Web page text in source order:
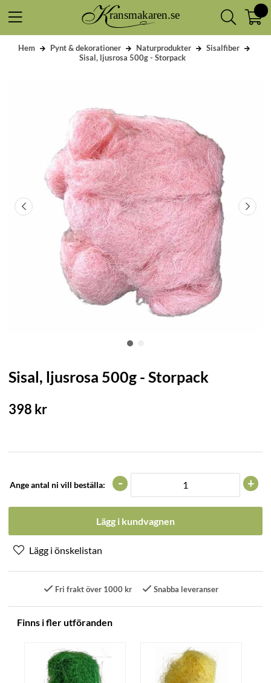
Hem Pynt & dekorationer Naturprodukter
Sisalfiber
Sisal, ljusrosa 500g - Storpack
Sisal, ljusrosa 500g - Storpack
398 kr
Ange antal ni vill beställa: +
-
Lägg i kundvagnen
Fri frakt över 1000 kr Snabba leveranser
Finns i fler utföranden